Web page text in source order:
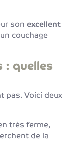
son excellent
couchage
: quelles
pas. Voici deux
très ferme,
de la